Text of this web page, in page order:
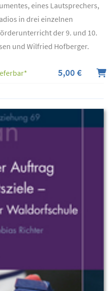
eines Lautsprechers,
in drei einzelnen
der 9. und 10.
und Wilfried Hofberger.
5,00 €